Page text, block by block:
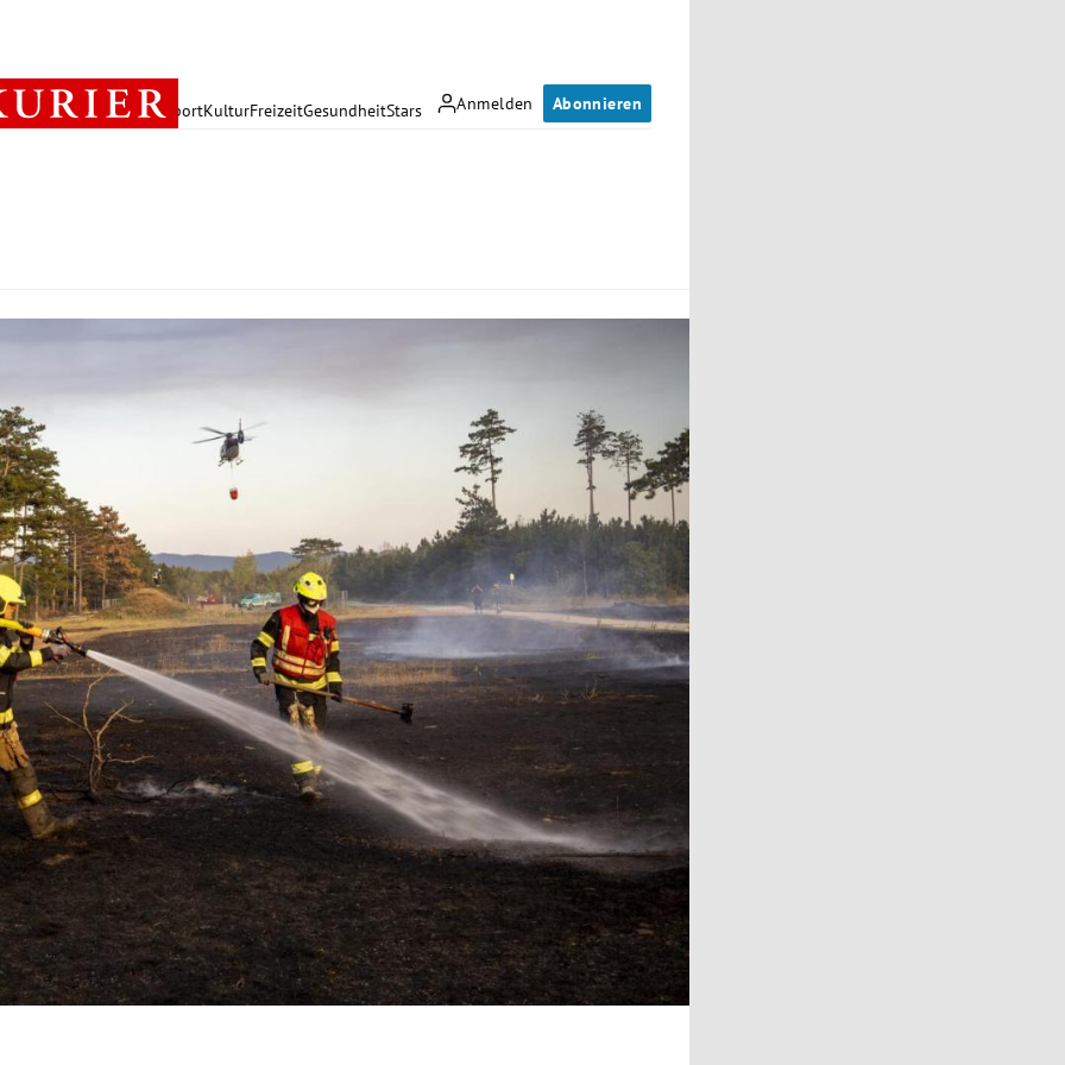
Anmelden Abonnieren
PolitikWirtschaft SportKulturFreizeitGesundheitStars